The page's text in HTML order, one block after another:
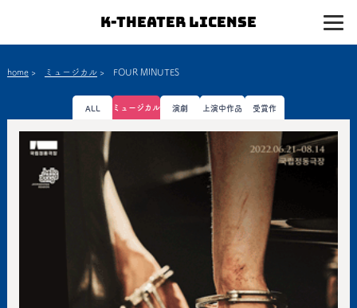
K-Theater License
home> ミュージカル> FOUR MINUTES
ALL ミュージカル 演劇 上演中作品 受賞作